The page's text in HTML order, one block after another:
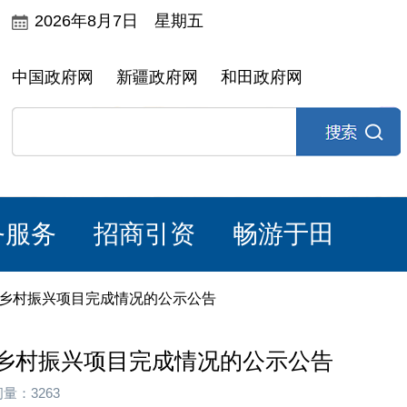
2026年8月7日 星期五
中国政府网 新疆政府网 和田政府网
务 招商引资 畅游于田
村振兴项目完成情况的公示公告
村振兴项目完成情况的公示公告
：3263